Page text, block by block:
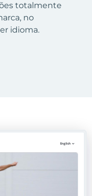
totalmente
no
idioma.